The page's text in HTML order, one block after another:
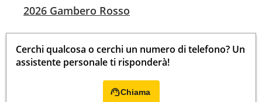
2026 Gambero Rosso
Cerchi qualcosa o cerchi un numero di telefono? Un
assistente personale ti risponderà!
Chiama